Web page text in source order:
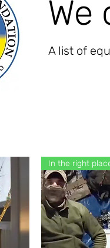
A list of
In the right